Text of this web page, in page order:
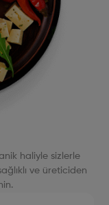
haliyle sizlerle
ve üreticiden